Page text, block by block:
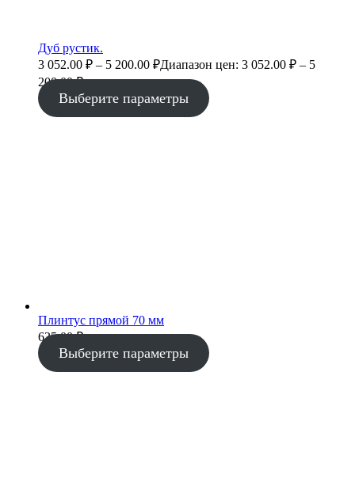
Дуб рустик.
3 052.00 ₽ – 5 200.00 ₽Диапазон цен: 3 052.00 ₽ – 5
200.00 ₽
Выберите параметры
Плинтус прямой 70 мм
635.00₽
Выберите параметры